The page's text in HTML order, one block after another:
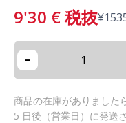
9'30 €税抜¥
-
商品の在庫がありました
5 日後（営業日）に発送